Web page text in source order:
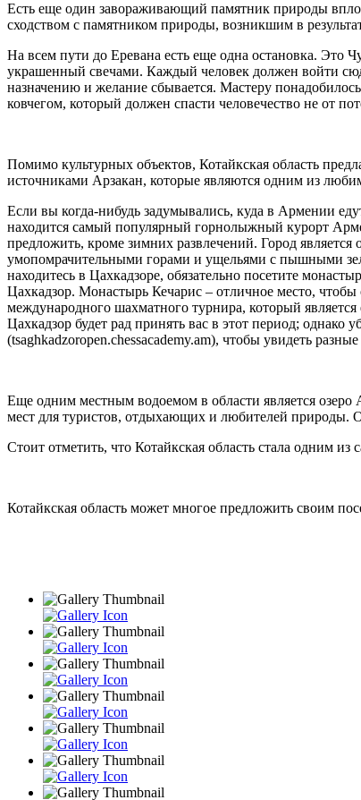
Есть еще один завораживающий памятник природы
сходством с памятником природы, возникшим в
На всем пути до Еревана есть еще одна остановка. Это
украшенный свечами. Каждый человек должен войти
назначению и желание сбывается. Мастеру
ковчегом, который должен спасти человечество не от
Помимо культурных объектов, Котайкская область
источниками Арзакан, которые являются одним из
Если вы когда-нибудь задумывались, куда в Армении
находится самый популярный горнолыжный курорт
предложить, кроме зимних развлечений. Город
умопомрачительными горами и ущельями с пышными
находитесь в Цахкадзоре, обязательно посетите
Цахкадзор. Монастырь Кечарис – отличное место, чтобы
международного шахматного турнира, который
Цахкадзор будет рад принять вас в этот период; однако
(tsaghkadzoropen.chessacademy.am), чтобы увидеть
Еще одним местным водоемом в области является озеро
мест для туристов, отдыхающих и любителей природы.
Стоит отметить, что Котайкская область стала одним
Котайкская область может многое предложить своим